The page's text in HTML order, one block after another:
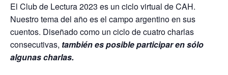
El Club de Lectura 2023 es un ciclo virtual de CAH.
Nuestro tema del año es el campo argentino en sus
cuentos. Diseñado como un ciclo de cuatro charlas
consecutivas, también es posible participar en sólo
algunas charlas.